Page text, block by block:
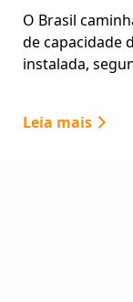
O Brasil
de capacidade
instalada,
Leia mais